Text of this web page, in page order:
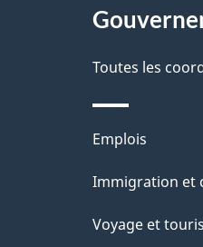
a
p
a
g
e
r
o
a
c
Toutes les
Thèmes
et
Emplois
Immigration et
Voyage et